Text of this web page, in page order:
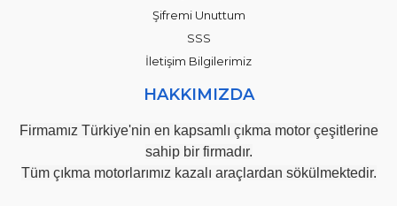
Şifremi Unuttum
SSS
İletişim Bilgilerimiz
HAKKIMIZDA
Firmamız Türkiye'nin en kapsamlı çıkma motor çeşitlerine
sahip bir firmadır.
Tüm çıkma motorlarımız kazalı araçlardan sökülmektedir.